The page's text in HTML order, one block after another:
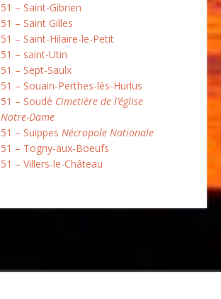
51 – Saint-Gibrien
51 – Saint Gilles
51 – Saint-Hilaire-le-Petit
51 – saint-Utin
51 – Sept-Saulx
51 – Souain-Perthes-lès-Hurlus
51 – Soudé Cimetière de l’église
Notre-Dame
51 – Suippes Nécropole Nationale
51 – Togny-aux-Boeufs
51 – Villers-le-Château